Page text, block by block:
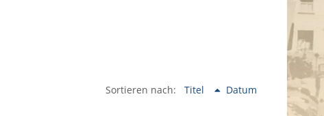
Sortieren nach: Titel Datum